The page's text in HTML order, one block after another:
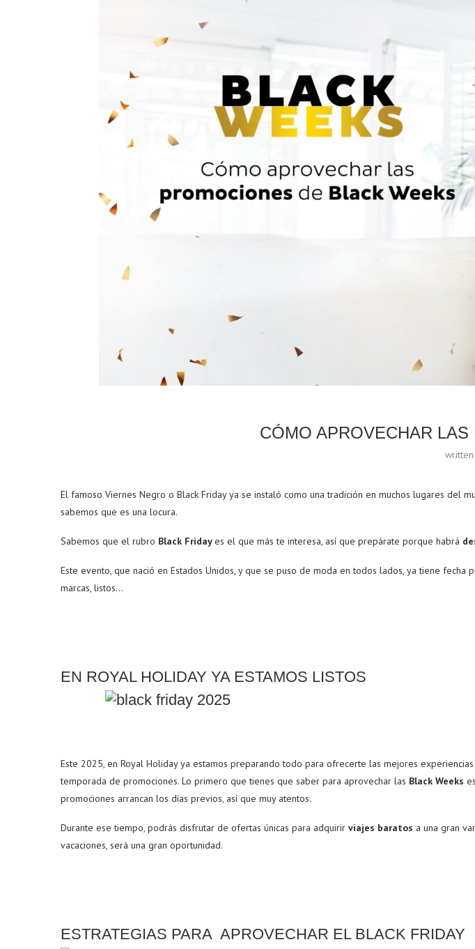
CÓMO APROVECHAR
El famoso Viernes Negro o Black Friday ya se instaló como una tradición en muchos lugares
sabemos que es una locura.
Sabemos que el rubro Black Fridayes el que más te interesa, así que prepárate porque habrá
Este evento, que nació en Estados Unidos, y que se puso de moda en todos lados, ya tiene
marcas, listos…
EN ROYAL HOLIDAY YA ESTAMOS LISTOS
Este 2025, en Royal Holiday ya estamos preparando todo para ofrecerte las mejores
temporada de promociones. Lo primero que tienes que saber para aprovechar las Black Weeks
promociones arrancan los días previos, así que muy atentos.
Durante ese tiempo, podrás disfrutar de ofertas únicas para adquirir viajes baratos a una gran
vacaciones, será una gran oportunidad.
ESTRATEGIAS PARA APROVECHAR EL BLACK FRIDAY